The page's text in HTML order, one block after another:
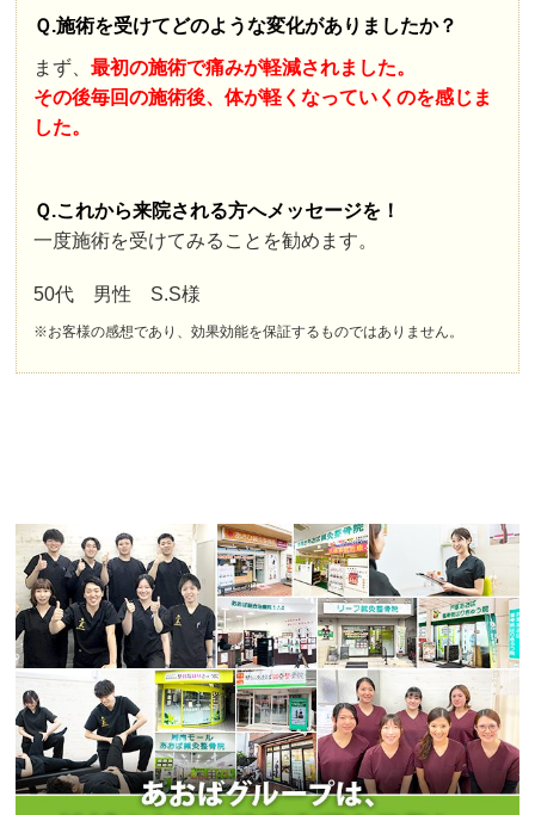
Ｑ.施術を受けてどのような変化がありましたか？
まず、最初の施術で痛みが軽減されました。
その後毎回の施術後、体が軽くなっていくのを感じま
した。
Ｑ.これから来院される方へメッセージを！
一度施術を受けてみることを勧めます。
50代 男性 S.S様
※お客様の感想であり、効果効能を保証するものではありません。